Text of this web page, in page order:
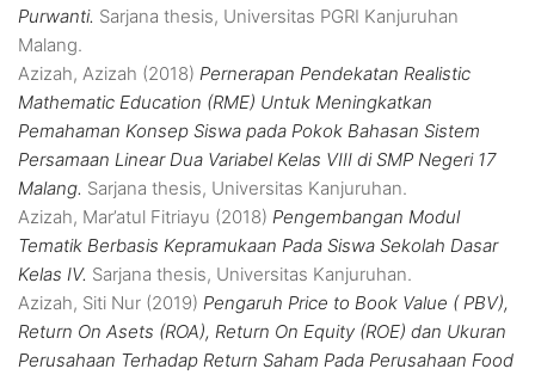
Purwanti. Sarjana thesis, Universitas PGRI Kanjuruhan
Malang.
Azizah, Azizah (2018) Pernerapan Pendekatan Realistic
Mathematic Education (RME) Untuk Meningkatkan
Pemahaman Konsep Siswa pada Pokok Bahasan Sistem
Persamaan Linear Dua Variabel Kelas VIII di SMP Negeri 17
Malang. Sarjana thesis, Universitas Kanjuruhan.
Azizah, Mar’atul Fitriayu (2018) Pengembangan Modul
Tematik Berbasis Kepramukaan Pada Siswa Sekolah Dasar
Kelas IV. Sarjana thesis, Universitas Kanjuruhan.
Azizah, Siti Nur (2019) Pengaruh Price to Book Value ( PBV),
Return On Asets (ROA), Return On Equity (ROE) dan Ukuran
Perusahaan Terhadap Return Saham Pada Perusahaan Food